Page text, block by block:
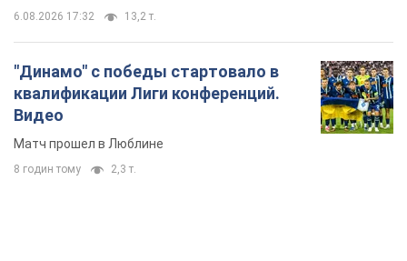
6.08.2026 17:32 13,2 т.
"Динамо" с победы стартовало в
квалификации Лиги конференций.
Видео
Матч прошел в Люблине
8 годин тому 2,3 т.